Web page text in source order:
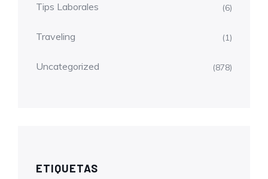
Tips Laborales (6)
Traveling (1)
Uncategorized (878)
ETIQUETAS